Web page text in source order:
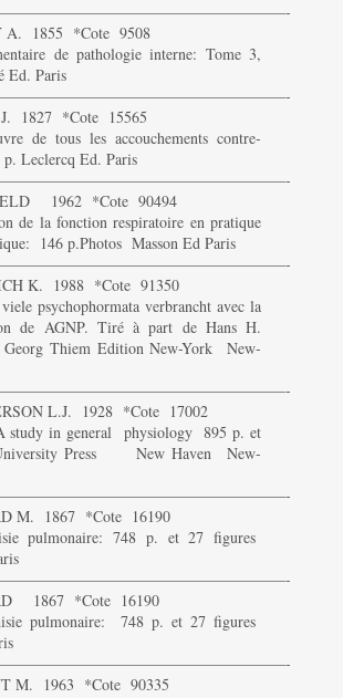
A. 1855 *Cote 9508
de pathologie interne: Tome 3,
Ed. Paris
1827 *Cote 15565
de tous les accouchements contre-
p. Leclercq Ed. Paris
1962 *Cote 90494
de la fonction respiratoire en pratique
146 p.Photos Masson Ed Paris
K. 1988 *Cote 91350
psychophormata verbrancht avec la
de AGNP. Tiré à part de Hans H.
Thiem Edition New-York New-
L.J. 1928 *Cote 17002
in general physiology 895 p. et
Press New Haven New-
M. 1867 *Cote 16190
pulmonaire: 748 p. et 27 figures
1867 *Cote 16190
pulmonaire: 748 p. et 27 figures
M. 1963 *Cote 90335